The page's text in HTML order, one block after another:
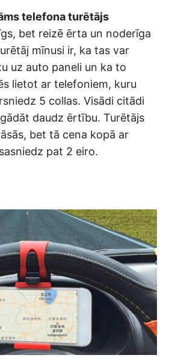
telefona turētājs
bet reizē ērta un noderīga
mīnusi ir, ka tas var
uz auto paneli un ka to
lietot ar telefoniem, kuru
5 collas. Visādi citādi
daudz ērtību. Turētājs
bet tā cena kopā ar
pat 2 eiro.